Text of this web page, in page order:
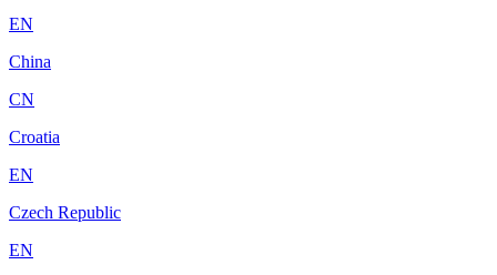
EN
China
CN
Croatia
EN
Czech Republic
EN